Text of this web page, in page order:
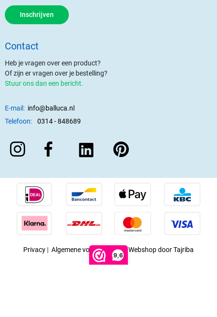
9,6
Inschrijven
Contact
Heb je vragen over een product?
Of zijn er vragen over je bestelling?
Stuur ons dan een bericht.
E-mail: info@balluca.nl
Telefoon:
0314 - 848689
Privacy | Algemene voorwaarden |Webshop door Tajriba